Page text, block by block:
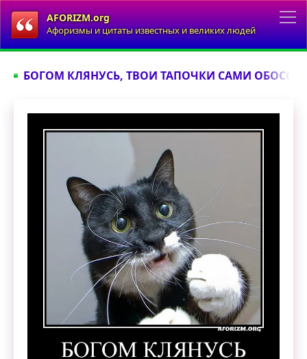
AFORIZM.org
Афоризмы и цитаты известных и великих людей
БОГОМ КЛЯНУСЬ, ТВОИ ТАПОЧКИ САМИ